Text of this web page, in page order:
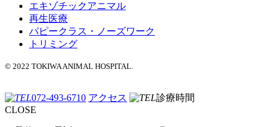
エキゾチックアニマル
再生医療
パピークラス・ノーズワーク
トリミング
© 2022 TOKIWA ANIMAL HOSPITAL.
072-493-6710 アクセス
診療時間
CLOSE